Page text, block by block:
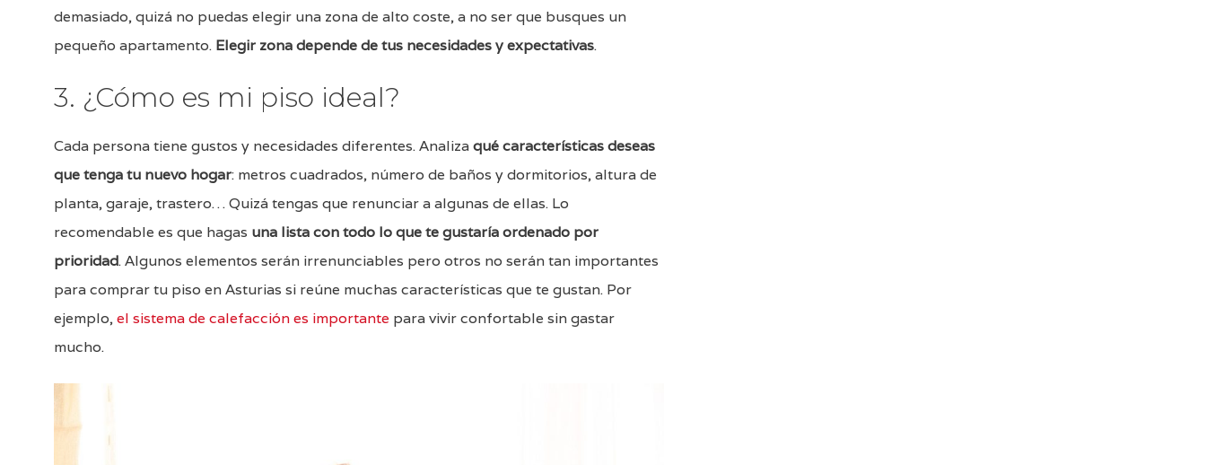
demasiado, quizá no puedas elegir una zona de alto coste, a no ser que busques un
pequeño apartamento. Elegir zona depende de tus necesidades y expectativas.
3. ¿Cómo es mi piso ideal?
Cada persona tiene gustos y necesidades diferentes. Analizaqué características deseas
que tenga tu nuevo hogar: metros cuadrados, número de baños y dormitorios, altura de
planta, garaje, trastero… Quizá tengas que renunciar a algunas de ellas. Lo
recomendable es que hagas una lista con todo lo que te gustaría ordenado por
prioridad. Algunos elementos serán irrenunciables pero otros no serán tan importantes
para comprar tu piso en Asturias si reúne muchas características que te gustan. Por
ejemplo,el sistema de calefacción es importante para vivir confortable sin gastar
mucho.